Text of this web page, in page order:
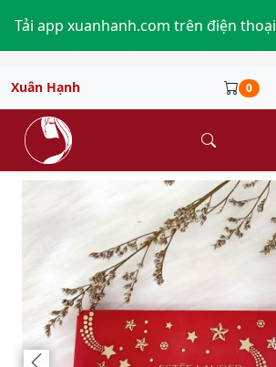
Tải app xuanhanh.com trên điện thoại
Xuân Hạnh 0